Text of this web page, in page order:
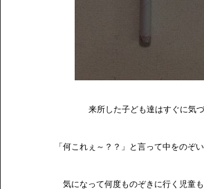
来所した子ども達はすぐに気
「何これぇ～？？」と言って中をのぞ
気になって何度ものぞきに行く児童